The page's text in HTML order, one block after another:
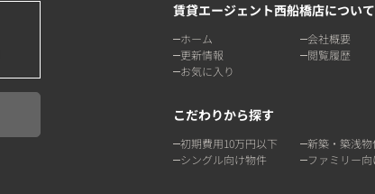
賃貸エージェント西船橋店について
ホーム
会社概要
更新情報
閲覧履歴
お気に入り
こだわりから探す
初期費用10万円以下
新築・築浅物
シングル向け物件
ファミリー